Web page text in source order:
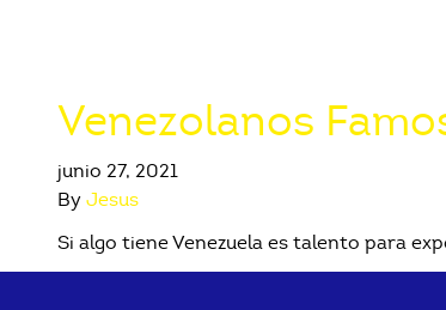
Venezolanos
junio 27, 2021
By Jesus
Si algo tiene Venezuela es talento para